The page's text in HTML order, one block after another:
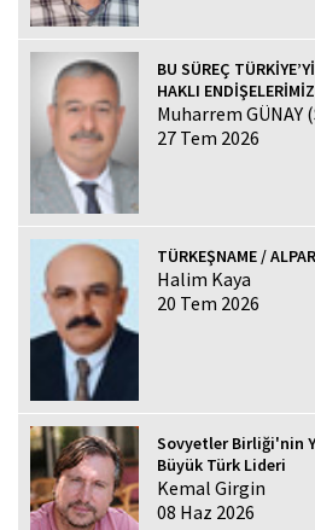
BU SÜREÇ
HAKLI
Muharrem GÜNAY
27 Tem 2026
TÜRKEŞNAME /
Halim Kaya
20 Tem 2026
Sovyetler Birliği'nin
Büyük Türk Lideri
Kemal Girgin
08 Haz 2026